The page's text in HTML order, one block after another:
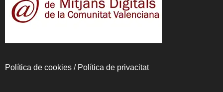
Política de cookies / Política de privacitat